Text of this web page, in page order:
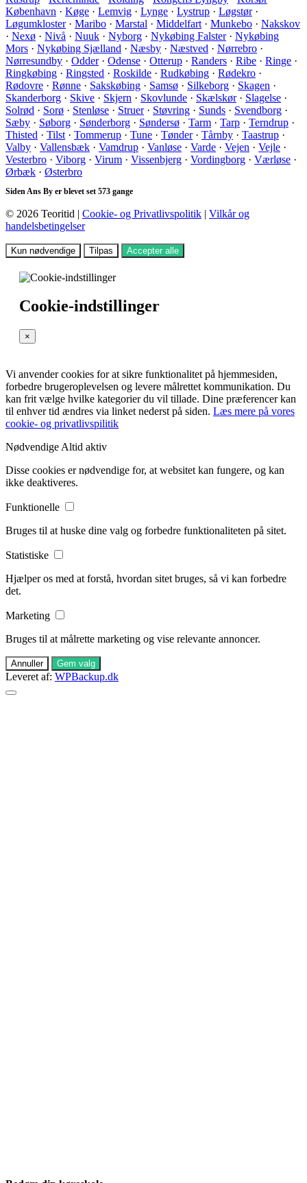
København · Køge · Lemvig · Lynge · Lystrup · Løgstør·
Løgumkloster· Maribo · Marstal · Middelfart · Munkebo · Nakskov
· Nexø · Nivå · Nuuk · Nyborg · Nykøbing Falster· Nykøbing
Mors · Nykøbing Sjælland · Næsby · Næstved · Nørrebro ·
Nørresundby · Odder· Odense · Otterup · Randers · Ribe · Ringe ·
Ringkøbing · Ringsted · Roskilde · Rudkøbing · Rødekro ·
Rødovre · Rønne · Sakskøbing · Samsø · Silkeborg · Skagen ·
Skanderborg · Skive · Skjern · Skovlunde · Skælskør· Slagelse ·
Solrød · Sorø · Stenløse · Struer· Støvring · Sunds · Svendborg ·
Sæby · Søborg · Sønderborg · Søndersø · Tarm · Tarp · Terndrup ·
Thisted · Tilst · Tommerup · Tune · Tønder· Tårnby · Taastrup ·
Valby · Vallensbæk · Vamdrup · Vanløse · Varde · Vejen · Vejle ·
Vesterbro · Viborg · Virum · Vissenbjerg · Vordingborg · Værløse ·
Ørbæk · Østerbro
Siden Ans By er blevet set 573 gange
© 2026 Teoritid | Cookie- og Privatlivspolitik | Vilkår og
handelsbetingelser
Kun nødvendige Tilpas Accepter alle
Cookie-indstillinger
×
Vi anvender cookies for at sikre funktionalitet på hjemmesiden,
forbedre brugeroplevelsen og levere målrettet kommunikation. Du
kan frit vælge hvilke kategorier du vil tillade. Dine præferencer kan
til enhver tid ændres via linket nederst på siden. Læs mere på vores
cookie- og privatlivspilitik
Nødvendige Altid aktiv
Disse cookies er nødvendige for, at websitet kan fungere, og kan
ikke deaktiveres.
Funktionelle
Bruges til at huske dine valg og forbedre funktionaliteten på sitet.
Statistiske
Hjælper os med at forstå, hvordan sitet bruges, så vi kan forbedre
det.
Marketing
Bruges til at målrette marketing og vise relevante annoncer.
Annuller Gem valg
Leveret af: WPBackup.dk